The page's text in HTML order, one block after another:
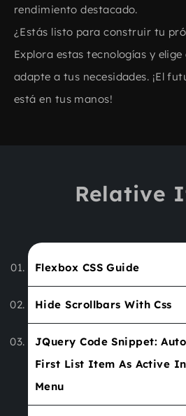
rendimiento destacado.
¿Estás listo para construir tu
Explora estas tecnologías y
adapte a tus necesidades. ¡El
está en tus manos!
Relative
Flexbox CSS Guide
Hide Scrollbars With Css
JQuery Code Snippet:
First List Item As Active
Menu